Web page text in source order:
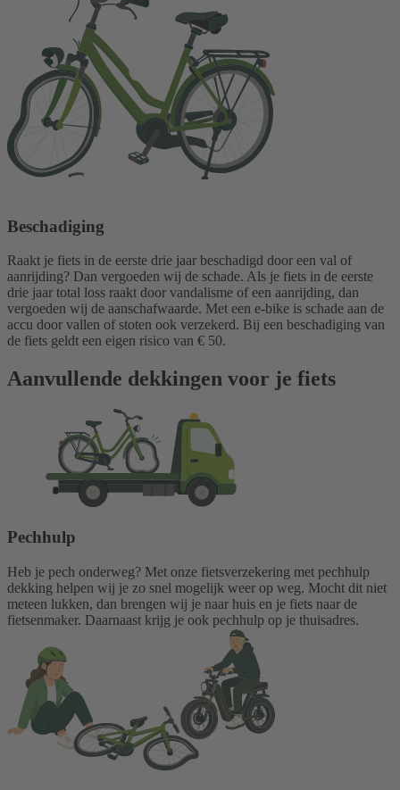
Beschadiging
Raakt je fiets in de eerste drie jaar beschadigd door een val of
aanrijding? Dan vergoeden wij de schade. Als je fiets in de eerste
drie jaar total loss raakt door vandalisme of een aanrijding, dan
vergoeden wij de aanschafwaarde. Met een e-bike is schade aan de
accu door vallen of stoten ook verzekerd. Bij een beschadiging van
de fiets geldt een eigen risico van € 50.
Aanvullende dekkingen voor je fiets
Pechhulp
Heb je pech onderweg? Met onze fietsverzekering met pechhulp
dekking helpen wij je zo snel mogelijk weer op weg. Mocht dit niet
meteen lukken, dan brengen wij je naar huis en je fiets naar de
fietsenmaker. Daarnaast krijg je ook pechhulp op je thuisadres.